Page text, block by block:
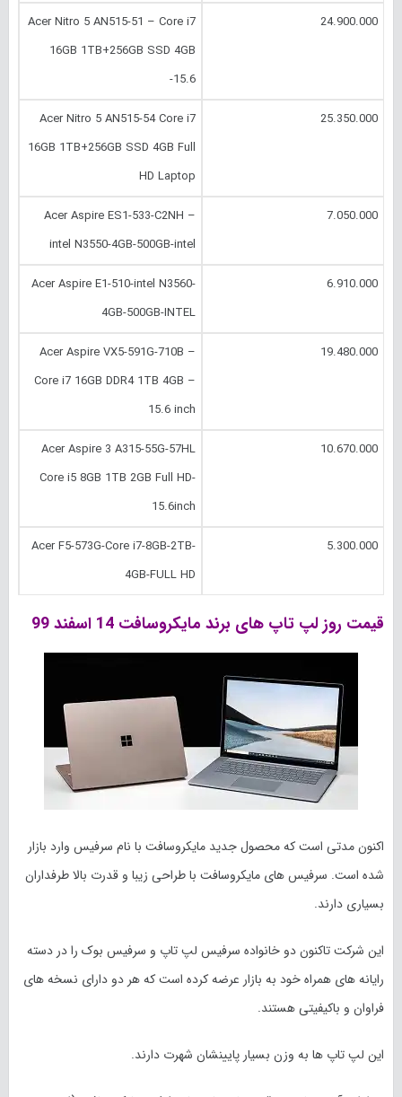
24.900.000
Acer Nitro 5 AN515-51 – Core i7
16GB 1TB+256GB SSD 4GB
-15.6
25.350.000
Acer Nitro 5 AN515-54 Core i7
16GB 1TB+256GB SSD 4GB Full
HD Laptop
7.050.000
Acer Aspire ES1-533-C2NH –
intel N3550-4GB-500GB-intel
6.910.000
Acer Aspire E1-510-intel N3560-
4GB-500GB-INTEL
19.480.000
Acer Aspire VX5-591G-710B –
Core i7 16GB DDR4 1TB 4GB –
15.6 inch
10.670.000
Acer Aspire 3 A315-55G-57HL
Core i5 8GB 1TB 2GB Full HD-
15.6inch
5.300.000
Acer F5-573G-Core i7-8GB-2TB-
4GB-FULL HD
قیمت روز لپ تاپ های برند مایکروسافت 14 اسفند 99
اکنون مدتی است که محصول جدید مایکروسافت با نام سرفیس وارد بازار
شده است. سرفیس های مایکروسافت با طراحی زیبا و قدرت بالا طرفداران
بسیاری دارند.
این شرکت تاکنون دو خانواده سرفیس لپ تاپ و سرفیس بوک را در دسته
رایانه های همراه خود به بازار عرضه کرده است که هر دو دارای نسخه های
فراوان و باکیفیتی هستند.
این لپ تاپ ها به وزن بسیار پایینشان شهرت دارند.